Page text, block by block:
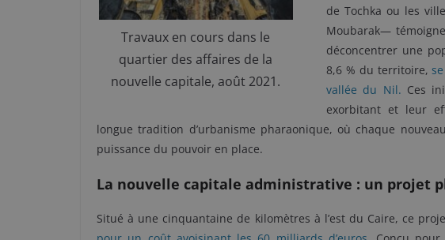
Travaux en cours dans le
quartier des affaires de la
nouvelle capitale, août 2021.
de Tochka ou les
Moubarak—
déconcentrer une
8,6 % du territoire,
vallée du Nil. Ces
exorbitant et leur
longue tradition d’urbanisme pharaonique, où chaque
puissance du pouvoir en place.
La nouvelle capitale administrative : un projet
Situé à une cinquantaine de kilomètres à l’est du Caire, ce